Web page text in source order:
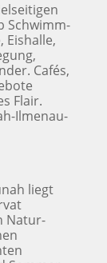
Schwimm-
Eishalle,
Cafés,
Flair.
liegt
Natur-